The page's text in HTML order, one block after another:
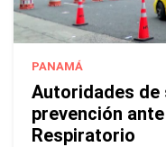
PANAMÁ
Autoridades de
prevención
Respiratorio